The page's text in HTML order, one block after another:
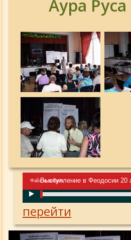
Аура
перейти
В Севастополе
В Бахчисарае 26.6.05
В Симферополе
В г. Щелкино 24.07.05
В Ялте 14.08.2005
Встреча в Гурзуфе-
В Феодосии
В Севастополе